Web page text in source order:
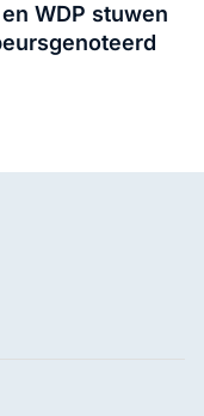
WDP stuwen